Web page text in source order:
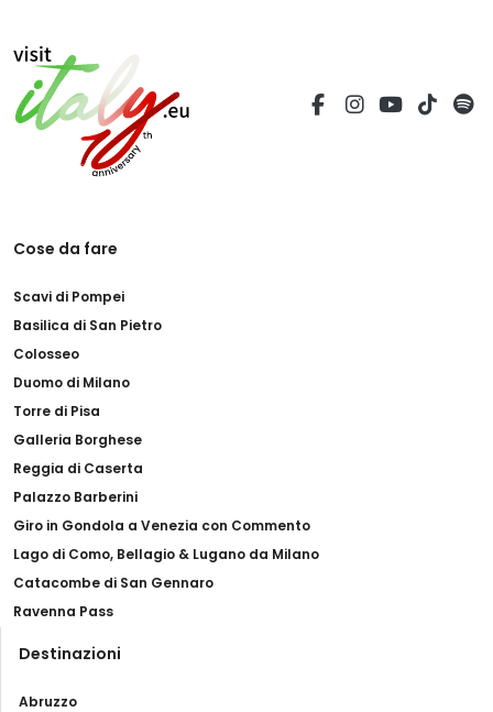
Cose da fare
Scavi di Pompei
Basilica di San Pietro
Colosseo
Duomo di Milano
Torre di Pisa
Galleria Borghese
Reggia di Caserta
Palazzo Barberini
Giro in Gondola a Venezia con Commento
Lago di Como, Bellagio & Lugano da Milano
Catacombe di San Gennaro
Ravenna Pass
Destinazioni
Abruzzo